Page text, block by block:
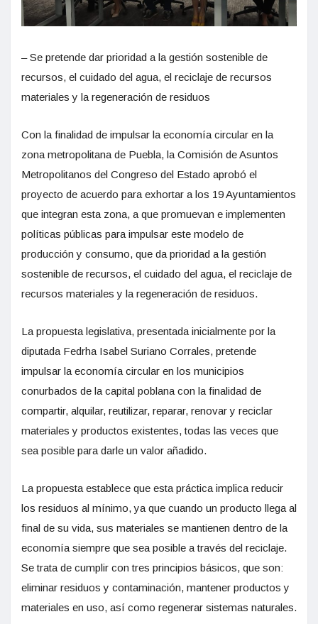
– Se pretende dar prioridad a la gestión sostenible de
recursos, el cuidado del agua, el reciclaje de recursos
materiales y la regeneración de residuos
Con la finalidad de impulsar la economía circular en la
zona metropolitana de Puebla, la Comisión de Asuntos
Metropolitanos del Congreso del Estado aprobó el
proyecto de acuerdo para exhortar a los 19 Ayuntamientos
que integran esta zona, a que promuevan e implementen
políticas públicas para impulsar este modelo de
producción y consumo, que da prioridad a la gestión
sostenible de recursos, el cuidado del agua, el reciclaje de
recursos materiales y la regeneración de residuos.
La propuesta legislativa, presentada inicialmente por la
diputada Fedrha Isabel Suriano Corrales, pretende
impulsar la economía circular en los municipios
conurbados de la capital poblana con la finalidad de
compartir, alquilar, reutilizar, reparar, renovar y reciclar
materiales y productos existentes, todas las veces que
sea posible para darle un valor añadido.
La propuesta establece que esta práctica implica reducir
los residuos al mínimo, ya que cuando un producto llega al
final de su vida, sus materiales se mantienen dentro de la
economía siempre que sea posible a través del reciclaje.
Se trata de cumplir con tres principios básicos, que son:
eliminar residuos y contaminación, mantener productos y
materiales en uso, así como regenerar sistemas naturales.